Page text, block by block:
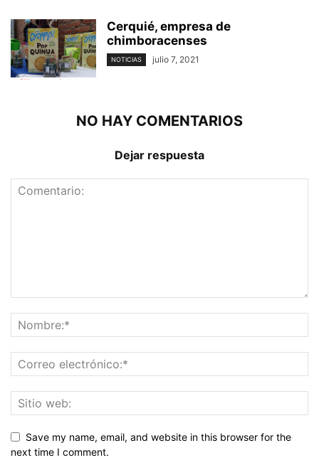
Cerquié, empresa de
chimboracenses
NOTICIAS julio 7, 2021
NO HAY COMENTARIOS
Dejar respuesta
Save my name, email, and website in this browser for the
next time I comment.